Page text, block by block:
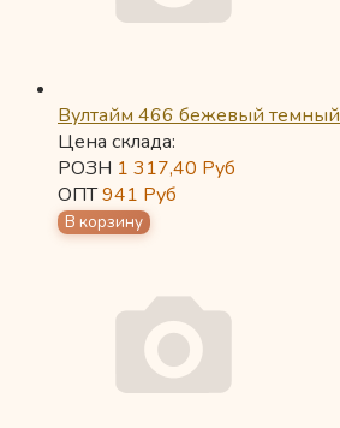
Вултайм 466 бежевый темный
Цена склада:
РОЗН 1 317,40 Руб
ОПТ941 Руб